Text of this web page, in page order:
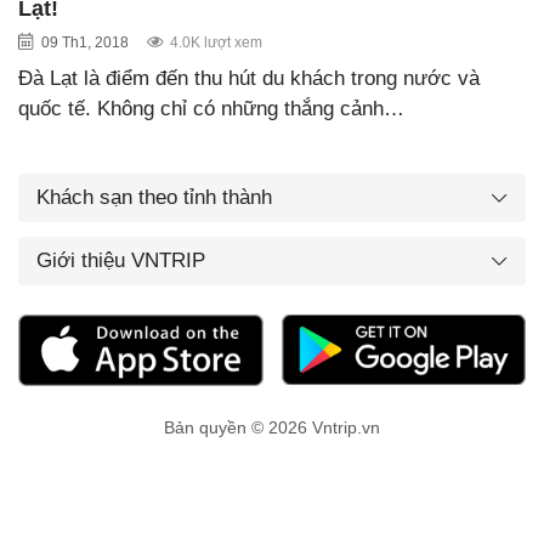
Lạt!
09 Th1, 2018 4.0K lượt xem
Đà Lạt là điểm đến thu hút du khách trong nước và
quốc tế. Không chỉ có những thắng cảnh…
Khách sạn theo tỉnh thành
Giới thiệu VNTRIP
Bản quyền © 2026 Vntrip.vn